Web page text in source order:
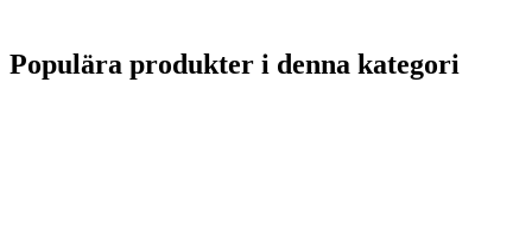
Populära produkter i denna kategori